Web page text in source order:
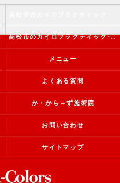
の評判 高松市のカイロプラクティック･か・から～ず施術院のお客様の声
メニュー
よくある質問
か・から～ず施術院
お問い合わせ
サイトマップ